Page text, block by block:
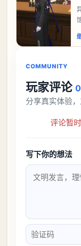
COMMUNITY
玩家评论 0
分享真实体验，
评论暂
写下你的想法
验证码